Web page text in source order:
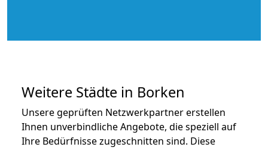
Weitere Städte in Borken
Unsere geprüften Netzwerkpartner erstellen
Ihnen unverbindliche Angebote, die speziell auf
Ihre Bedürfnisse zugeschnitten sind. Diese